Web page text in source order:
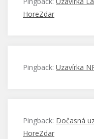
HoreZdar
Pingback: Uzavírka
Pingback: Dočasná
HoreZdar